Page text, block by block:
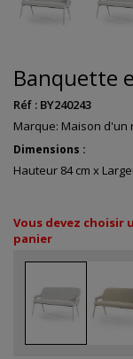
Banquette
Réf : BY240243
Marque: Maison d'un
Dimensions :
Hauteur 84 cm x
Vous devez choisir
panier